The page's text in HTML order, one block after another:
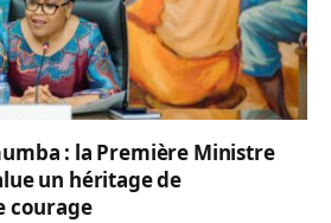
: la Première Ministre
un héritage de
courage